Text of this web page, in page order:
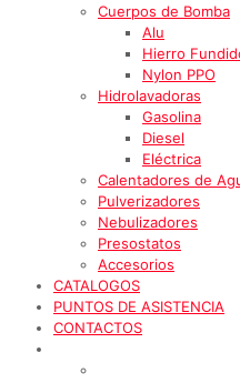
Cuerpos de Bomba
Alu
Hierro
Nylon PPO
Hidrolavadoras
Gasolina
Diesel
Eléctrica
Calentadores de
Pulverizadores
Nebulizadores
Presostatos
Accesorios
CATALOGOS
PUNTOS DE ASISTENCIA
CONTACTOS